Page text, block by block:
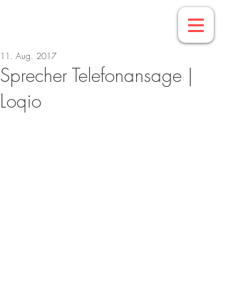
Sprecher Telefonansage |
Loqio
11. Aug. 2017